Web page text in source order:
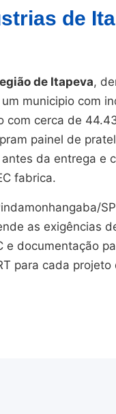
de
de Itapeva,
um municipio com
com cerca de
painel de
da entrega e
fabrica.
as exigências
e documentação
para cada